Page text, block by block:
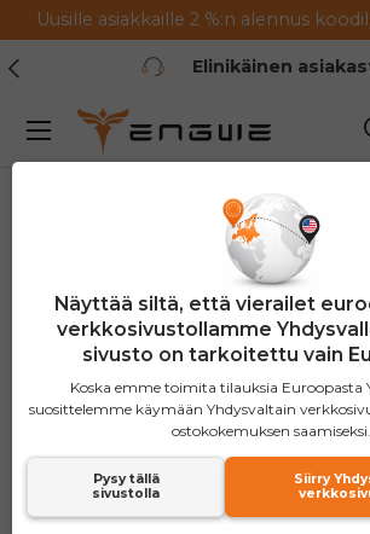
Siirry sisältöön
Uusille asiakkaille 2 %:n alennus
Previous
Elinikäinen
Menu
Mitä etsiä
Ominaisuudet,
otettava
oikean
Näyttää siltä, ​​että vierailet
verkkosivustollamme
sivusto on tarkoitettu vain
Koska emme toimita tilauksia Euroopasta
suosittelemme käymään Yhdysvaltain
ostokokemuksen saamiseksi.
Pysy tällä
sivustolla
Siirry